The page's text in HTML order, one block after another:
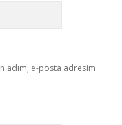
adım, e-posta adresim